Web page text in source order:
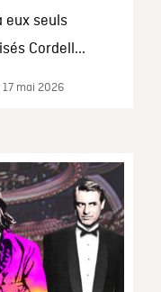
eux seuls
Cordell...
mai 2026